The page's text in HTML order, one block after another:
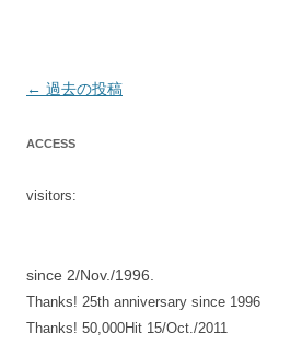
投
ナ
シ
ョ
ン
← 過去の投稿
ACCESS
visitors:
since 2/Nov./1996.
Thanks! 25th anniversary since 1996
Thanks! 50,000Hit 15/Oct./2011